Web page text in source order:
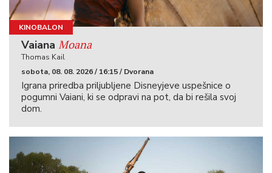
KINOBALON
Vaiana Moana
Thomas Kail
sobota, 08. 08. 2026 / 16:15 / Dvorana
Igrana priredba priljubljene Disneyjeve uspešnice o
pogumni Vaiani, ki se odpravi na pot, da bi rešila svoj
dom.